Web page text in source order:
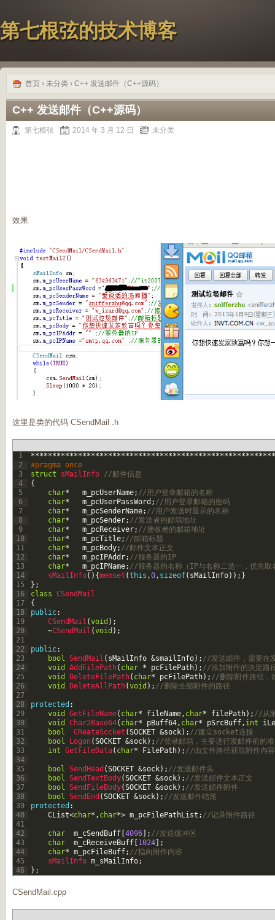
第七根弦的技术博客
首页 › 未分类 › C++ 发送邮件（C++源码）
C++ 发送邮件（C++源码）
第七根弦 2014 年 3 月 12 日 未分类
效果
这里是类的代码 CSendMail .h
1
2
3
4
5
6
7
8
9
10
11
12
13
14
15
16
17
18
19
20
21
22
23
24
25
26
27
28
29
30
31
32
33
34
35
36
37
38
39
40
41
42
43
44
45
46
*********************************************************
#pragma once
struct
sMailInfo
//邮件信息
{
char* m_pcUserName; //用户登录邮箱的名称
char* m_pcUserPassWord ; //用户登录邮箱的密码
char* m_pcSenderName; //用户发送时显示的名称
char* m_pcSender; //发送者的邮箱地址
char* m_pcReceiver; //接收者的邮箱地址
char* m_pcTitle; //邮箱标题
char* m_pcBody; //邮件文本正文
char* m_pcIPAddr; //服务器的IP
char* m_pcIPName; //服务器的名称（IP与名称二选一，优先
sMailInfo( ) {memset (this ,0 , sizeof( sMailInfo) ) ; }
} ;
class CSendMail
{
public:
CSendMail (void ) ;
~CSendMail (void ) ;
public:
bool
SendMail ( sMailInfo &smailInfo) ; //发送邮件，需要在
void
AddFilePath( char * pcFilePath) ; //添加附件的决定
void
DeleteFilePath( char* pcFilePath) ; //删除附件路径
void
DeleteAllPath(void ) ; //删除全部附件的路径
protected :
void
GetFileName( char* fileName , char* filePath) ; //从
void
Char2Base64( char* pBuff64 , char* pSrcBuff , int
bool
CReateSocket (SOCKET &sock) ; //建立socket连接
bool
Logon(SOCKET &sock) ; //登录邮箱，主要进行发邮件前的
int GetFileData( char* FilePath) ; //由文件路径获取附件
bool SendHead (SOCKET &sock) ; //发送邮件头
bool
SendTextBody(SOCKET &sock) ; //发送邮件文本正文
bool
SendFileBody(SOCKET &sock) ; //发送邮件附件
bool
SendEnd (SOCKET &sock) ; //发送邮件结尾
protected :
CList<char* , char*> m_pcFilePathList ; //记录附件路径
char m_cSendBuff [4096] ; //发送缓冲区
char
m_cReceiveBuff [1024] ;
char* m_pcFileBuff; //指向附件内容
sMailInfo m_sMailInfo;
} ;
CSendMail.cpp